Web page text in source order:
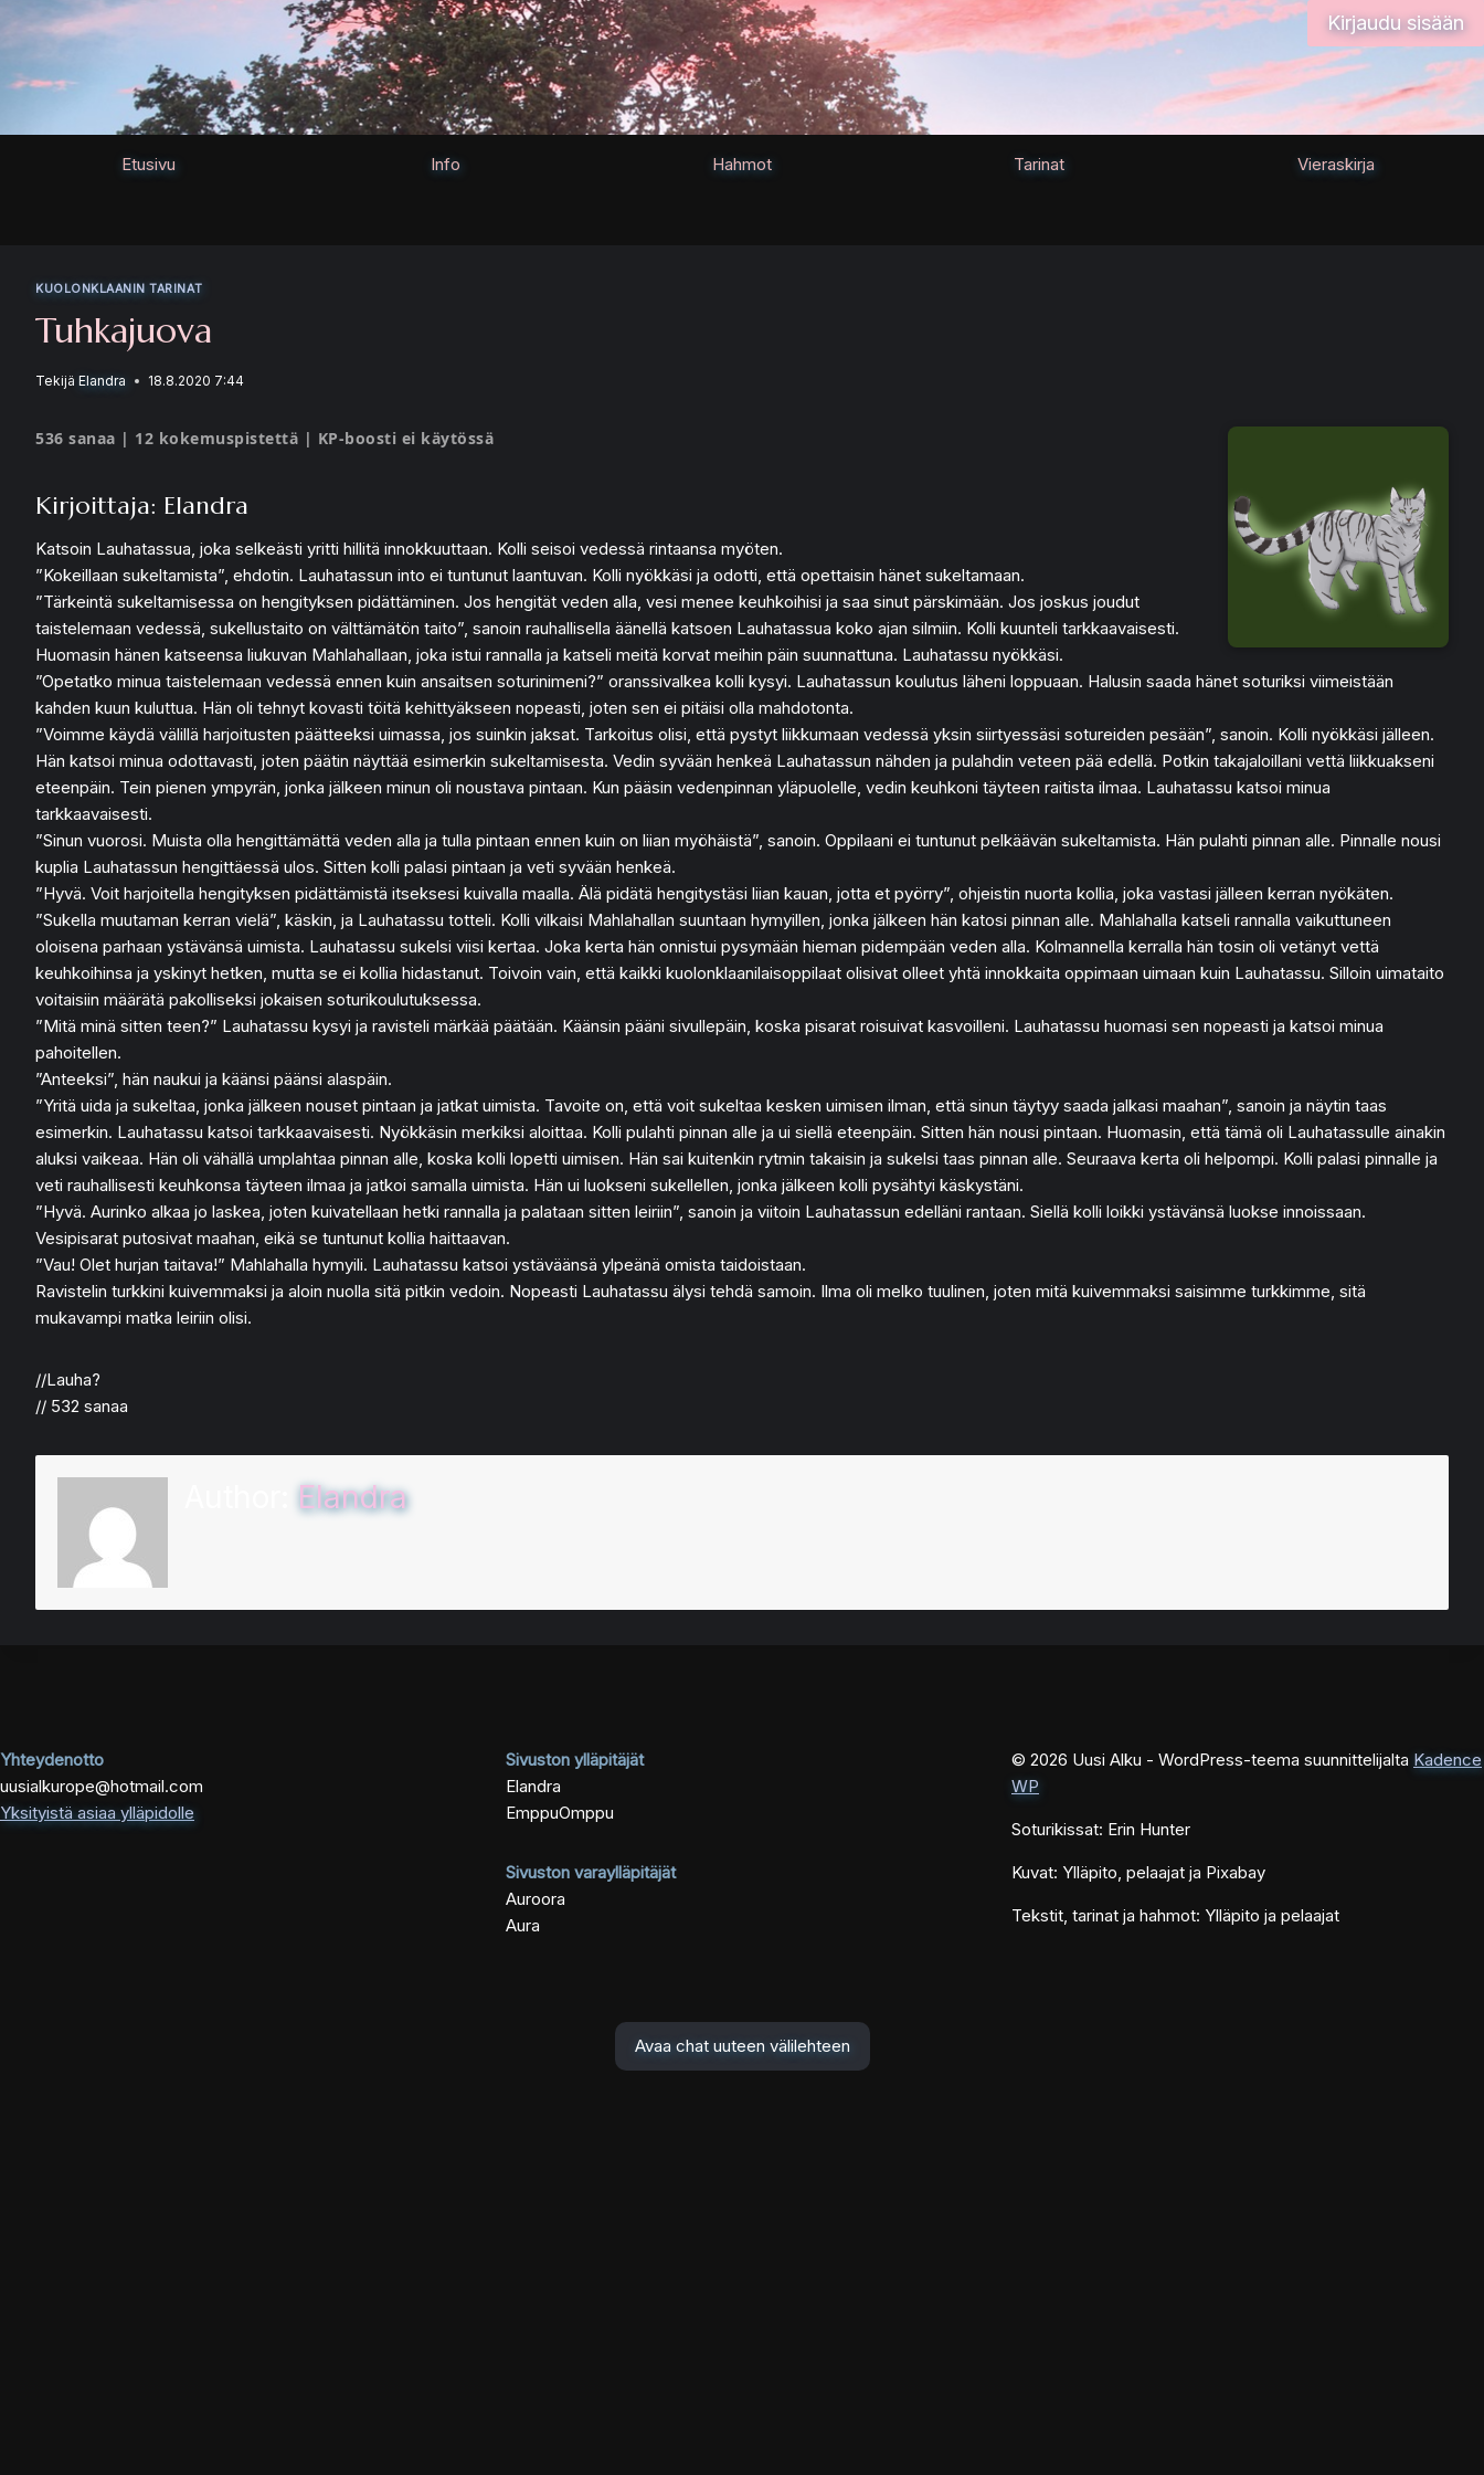
sisältöön
Kirjaudu sisään
Etusivu Info Hahmot Tarinat Vieraskirja
KUOLONKLAANIN TARINAT
Tuhkajuova
Tekijä Elandra 18.8.2020 7:44
536 sanaa | 12 kokemuspistettä | KP-boosti ei käytössä
Kirjoittaja: Elandra
Katsoin Lauhatassua, joka selkeästi yritti hillitä innokkuuttaan. Kolli seisoi vedessä rintaansa myöten.
”Kokeillaan sukeltamista”, ehdotin. Lauhatassun into ei tuntunut laantuvan. Kolli nyökkäsi ja odotti, että opettaisin hänet sukeltamaan.
”Tärkeintä sukeltamisessa on hengityksen pidättäminen. Jos hengität veden alla, vesi menee keuhkoihisi ja saa sinut pärskimään. Jos joskus joudut
taistelemaan vedessä, sukellustaito on välttämätön taito”, sanoin rauhallisella äänellä katsoen Lauhatassua koko ajan silmiin. Kolli kuunteli tarkkaavaisesti.
Huomasin hänen katseensa liukuvan Mahlahallaan, joka istui rannalla ja katseli meitä korvat meihin päin suunnattuna. Lauhatassu nyökkäsi.
”Opetatko minua taistelemaan vedessä ennen kuin ansaitsen soturinimeni?” oranssivalkea kolli kysyi. Lauhatassun koulutus läheni loppuaan. Halusin saada hänet soturiksi viimeistään
kahden kuun kuluttua. Hän oli tehnyt kovasti töitä kehittyäkseen nopeasti, joten sen ei pitäisi olla mahdotonta.
”Voimme käydä välillä harjoitusten päätteeksi uimassa, jos suinkin jaksat. Tarkoitus olisi, että pystyt liikkumaan vedessä yksin siirtyessäsi sotureiden pesään”, sanoin. Kolli nyökkäsi jälleen.
Hän katsoi minua odottavasti, joten päätin näyttää esimerkin sukeltamisesta. Vedin syvään henkeä Lauhatassun nähden ja pulahdin veteen pää edellä. Potkin takajaloillani vettä liikkuakseni
eteenpäin. Tein pienen ympyrän, jonka jälkeen minun oli noustava pintaan. Kun pääsin vedenpinnan yläpuolelle, vedin keuhkoni täyteen raitista ilmaa. Lauhatassu katsoi minua
tarkkaavaisesti.
”Sinun vuorosi. Muista olla hengittämättä veden alla ja tulla pintaan ennen kuin on liian myöhäistä”, sanoin. Oppilaani ei tuntunut pelkäävän sukeltamista. Hän pulahti pinnan alle. Pinnalle nousi
kuplia Lauhatassun hengittäessä ulos. Sitten kolli palasi pintaan ja veti syvään henkeä.
”Hyvä. Voit harjoitella hengityksen pidättämistä itseksesi kuivalla maalla. Älä pidätä hengitystäsi liian kauan, jotta et pyörry”, ohjeistin nuorta kollia, joka vastasi jälleen kerran nyökäten.
”Sukella muutaman kerran vielä”, käskin, ja Lauhatassu totteli. Kolli vilkaisi Mahlahallan suuntaan hymyillen, jonka jälkeen hän katosi pinnan alle. Mahlahalla katseli rannalla vaikuttuneen
oloisena parhaan ystävänsä uimista. Lauhatassu sukelsi viisi kertaa. Joka kerta hän onnistui pysymään hieman pidempään veden alla. Kolmannella kerralla hän tosin oli vetänyt vettä
keuhkoihinsa ja yskinyt hetken, mutta se ei kollia hidastanut. Toivoin vain, että kaikki kuolonklaanilaisoppilaat olisivat olleet yhtä innokkaita oppimaan uimaan kuin Lauhatassu. Silloin uimataito
voitaisiin määrätä pakolliseksi jokaisen soturikoulutuksessa.
”Mitä minä sitten teen?” Lauhatassu kysyi ja ravisteli märkää päätään. Käänsin pääni sivullepäin, koska pisarat roisuivat kasvoilleni. Lauhatassu huomasi sen nopeasti ja katsoi minua
pahoitellen.
”Anteeksi”, hän naukui ja käänsi päänsi alaspäin.
”Yritä uida ja sukeltaa, jonka jälkeen nouset pintaan ja jatkat uimista. Tavoite on, että voit sukeltaa kesken uimisen ilman, että sinun täytyy saada jalkasi maahan”, sanoin ja näytin taas
esimerkin. Lauhatassu katsoi tarkkaavaisesti. Nyökkäsin merkiksi aloittaa. Kolli pulahti pinnan alle ja ui siellä eteenpäin. Sitten hän nousi pintaan. Huomasin, että tämä oli Lauhatassulle ainakin
aluksi vaikeaa. Hän oli vähällä umplahtaa pinnan alle, koska kolli lopetti uimisen. Hän sai kuitenkin rytmin takaisin ja sukelsi taas pinnan alle. Seuraava kerta oli helpompi. Kolli palasi pinnalle ja
veti rauhallisesti keuhkonsa täyteen ilmaa ja jatkoi samalla uimista. Hän ui luokseni sukellellen, jonka jälkeen kolli pysähtyi käskystäni.
”Hyvä. Aurinko alkaa jo laskea, joten kuivatellaan hetki rannalla ja palataan sitten leiriin”, sanoin ja viitoin Lauhatassun edelläni rantaan. Siellä kolli loikki ystävänsä luokse innoissaan.
Vesipisarat putosivat maahan, eikä se tuntunut kollia haittaavan.
”Vau! Olet hurjan taitava!” Mahlahalla hymyili. Lauhatassu katsoi ystäväänsä ylpeänä omista taidoistaan.
Ravistelin turkkini kuivemmaksi ja aloin nuolla sitä pitkin vedoin. Nopeasti Lauhatassu älysi tehdä samoin. Ilma oli melko tuulinen, joten mitä kuivemmaksi saisimme turkkimme, sitä
mukavampi matka leiriin olisi.
//Lauha?
// 532 sanaa
Elandra
Yhteydenotto
uusialkurope@hotmail.com
Yksityistä asiaa ylläpidolle
Sivuston ylläpitäjät
Elandra
EmppuOmppu
Sivuston varaylläpitäjät
Auroora
Aura
© 2026 Uusi Alku - WordPress-teema suunnittelijalta Kadence
WP
Soturikissat: Erin Hunter
Kuvat: Ylläpito, pelaajat ja Pixabay
Tekstit, tarinat ja hahmot: Ylläpito ja pelaajat
Avaa chat uuteen välilehteen